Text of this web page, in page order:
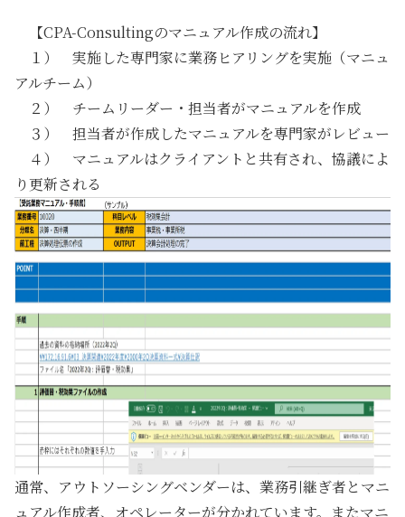
【CPA-Consultingのマニュアル作成の流れ】
１） 実施した専門家に業務ヒアリングを実施（マニュ
アルチーム）
２） チームリーダー・担当者がマニュアルを作成
３） 担当者が作成したマニュアルを専門家がレビュー
４） マニュアルはクライアントと共有され、協議によ
り更新される
通常、アウトソーシングベンダーは、業務引継ぎ者とマニ
ュアル作成者、オペレーターが分かれています。またマニ